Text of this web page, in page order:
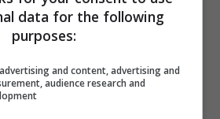
data for the following
purposes:
and content, advertising and
audience research and